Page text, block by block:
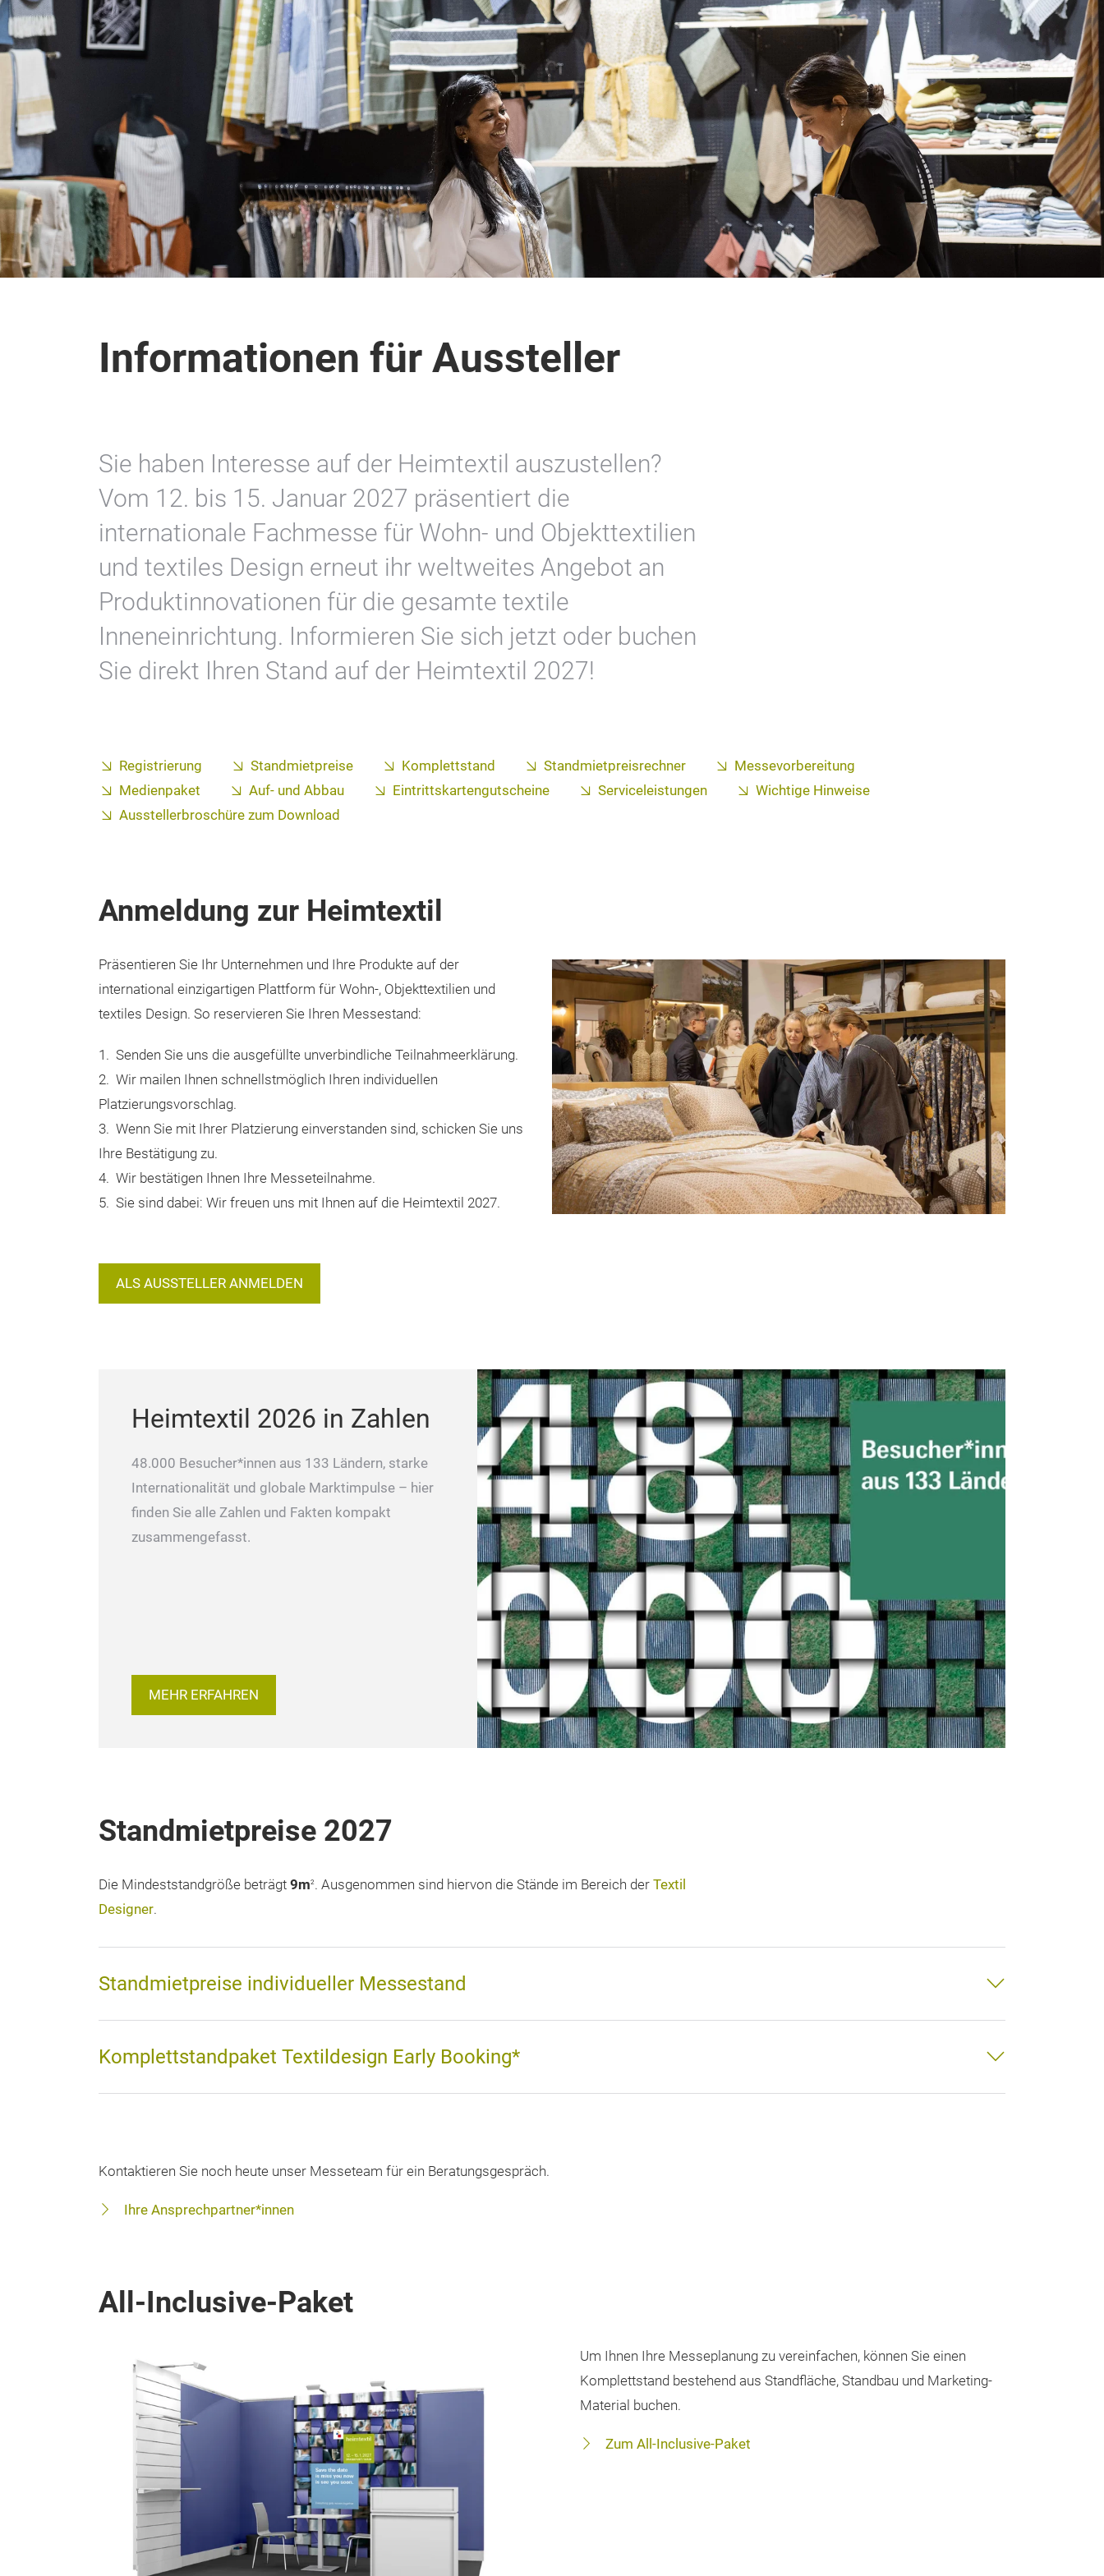
Informationen für Aussteller
Sie haben Interesse auf der Heimtextil auszustellen?
Vom 12. bis 15. Januar 2027 präsentiert die
internationale Fachmesse für Wohn- und Objekttextilien
und textiles Design erneut ihr weltweites Angebot an
Produktinnovationen für die gesamte textile
Inneneinrichtung. Informieren Sie sich jetzt oder buchen
Sie direkt Ihren Stand auf der Heimtextil 2027!
Registrierung Standmietpreise Komplettstand Standmietpreisrechner
Messevorbereitung
Medienpaket
Auf- und Abbau Eintrittskartengutscheine Serviceleistungen
Wichtige Hinweise
Ausstellerbroschüre zum Download
Anmeldung zur Heimtextil
Präsentieren Sie Ihr Unternehmen und Ihre Produkte auf der
international einzigartigen Plattform für Wohn-, Objekttextilien und
textiles Design. So reservieren Sie Ihren Messestand:
1. Senden Sie uns die ausgefüllte unverbindliche Teilnahmeerklärung.
2. Wir mailen Ihnen schnellstmöglich Ihren individuellen
Platzierungsvorschlag.
3. Wenn Sie mit Ihrer Platzierung einverstanden sind, schicken Sie uns
Ihre Bestätigung zu.
4. Wir bestätigen Ihnen Ihre Messeteilnahme.
5. Sie sind dabei: Wir freuen uns mit Ihnen auf die Heimtextil 2027.
ALS AUSSTELLER ANMELDEN
Heimtextil 2026 in Zahlen
48.000 Besucher*innen aus 133 Ländern, starke
Internationalität und globale Marktimpulse – hier
finden Sie alle Zahlen und Fakten kompakt
zusammengefasst.
MEHR ERFAHREN
Standmietpreise 2027
Die Mindeststandgröße beträgt 9m2 . Ausgenommen sind hiervon die Stände im Bereich der Textil
Designer.
Standmietpreise individueller Messestand
Komplettstandpaket Textildesign Early Booking*
Kontaktieren Sie noch heute unser Messeteam für ein Beratungsgespräch.
Ihre Ansprechpartner*innen
All-Inclusive-Paket
Um Ihnen Ihre Messeplanung zu vereinfachen, können Sie einen
Komplettstand bestehend aus Standfläche, Standbau und Marketing-
Material buchen.
Zum All-Inclusive-Paket